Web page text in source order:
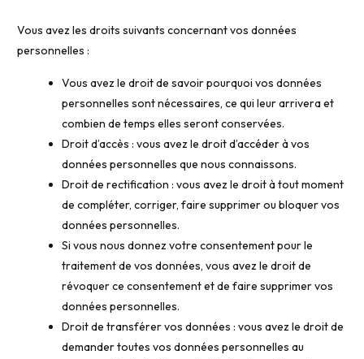
Vous avez les droits suivants concernant vos données
personnelles :
Vous avez le droit de savoir pourquoi vos données
personnelles sont nécessaires, ce qui leur arrivera et
combien de temps elles seront conservées.
Droit d’accès : vous avez le droit d’accéder à vos
données personnelles que nous connaissons.
Droit de rectification : vous avez le droit à tout moment
de compléter, corriger, faire supprimer ou bloquer vos
données personnelles.
Si vous nous donnez votre consentement pour le
traitement de vos données, vous avez le droit de
révoquer ce consentement et de faire supprimer vos
données personnelles.
Droit de transférer vos données : vous avez le droit de
demander toutes vos données personnelles au